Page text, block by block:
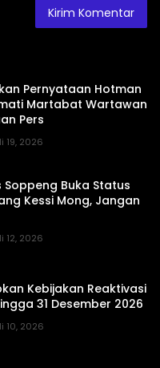
Pernyataan Hotman
Martabat Wartawan
Pers
19, 2026
Soppeng Buka Status
Kessi Mong, Jangan
12, 2026
Kebijakan Reaktivasi
31 Desember 2026
10, 2026